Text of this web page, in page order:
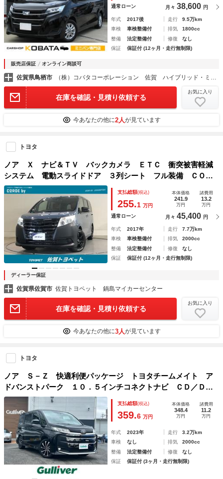
通常ローン 月々 38,600 円
年式 2017後 走行
9.5万km
車検
車検整備付 排気
1800cc
整備
法定整備付 修復
なし
保証
保証付 (12ヶ月・走行無制限)
販売店保証 オンライン商談可
佐賀県鳥栖市 （株）コバタコーポレーション 佐賀 ハイブリッド・ミニバン店
在庫を確認・見積り依頼する
お気に入り
今あなたの他に2人が見ています
トヨタ
ノア Ｘ ナビ＆ＴＶ バックカメラ ＥＴＣ 衝突被害軽減
システム 電動スライドドア ３列シート フル装備 ＣＯＲ
ＤＥ ｂｙ ＮＯＡＨ カスタム塗装 スタイルアップデー
ト キャンプ アウトドア コーデバイ
支払総額(税込)
255.1 万円
本体価格
241.9
万円
諸費用
13.2
万円
通常ローン 月々 45,400 円
年式 2017年 走行
7.7万km
車検
車検整備付 排気
2000cc
整備
法定整備付 修復
なし
保証
保証付 (12ヶ月・走行無制限)
ディーラー保証
佐賀県佐賀市 佐賀トヨペット 鍋島マイカーセンター
在庫を確認・見積り依頼する
お気に入り
今あなたの他に3人が見ています
トヨタ
ノア Ｓ－Ｚ 快適利便パッケージ トヨタチームメイト ア
ドバンストパーク １０．５インチコネクトナビ ＣＤ／ＤＶ
Ｄデッキ パワスラ パワーバックドア シートヒーター フ
リップダウンモニター トヨタセーフティセンス
支払総額(税込)
359.6 万円
本体価格
348.4
万円
諸費用
11.2
万円
年式 2023年 走行
3.2万km
車検
なし 排気
2000cc
整備
法定整備付 修復
なし
保証
保証付 (3ヶ月・走行無制限)